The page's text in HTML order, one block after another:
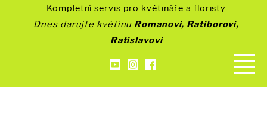
Kompletní servis pro květináře a floristy
Dnes darujte květinu Romanovi, Ratiborovi,
Ratislavovi